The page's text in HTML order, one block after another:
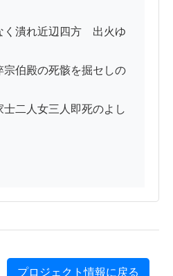
潰れ近辺四方ゟ出火ゆ
伯殿の死骸を掘セしの
二人女三人即死のよし
プロジェクト情報に戻る